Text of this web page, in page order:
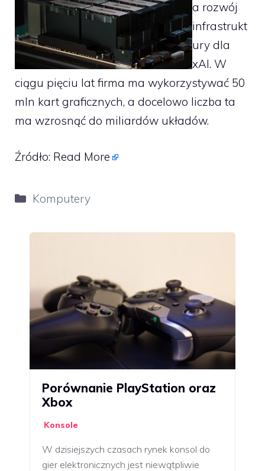
a rozwój
infrastrukt
ury dla
xAI. W
ciągu pięciu lat firma ma wykorzystywać 50
mln kart graficznych, a docelowo liczba ta
ma wzrosnąć do miliardów układów.
Źródło: Read More
Kategorie
Komputery
Porównanie PlayStation oraz
Xbox
Konsole
W dzisiejszych czasach rynek konsol do
gier elektronicznych jest niewątpliwie